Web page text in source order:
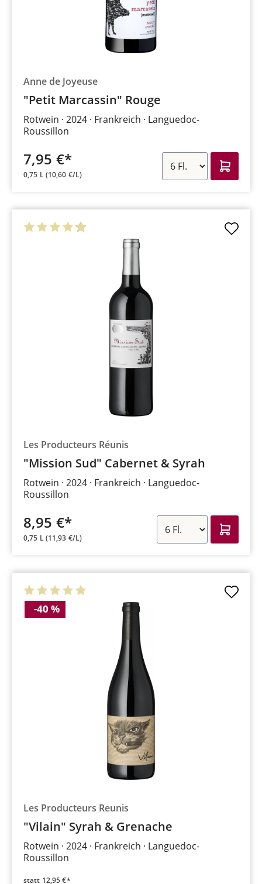
Anne de Joyeuse
"Petit Marcassin" Rouge
Rotwein 2024 Frankreich
Languedoc-
Roussillon
7,95 €*
0,75 L(10,60 €/L)
Les Producteurs Réunis
"Mission Sud" Cabernet & Syrah
Rotwein 2024 Frankreich
Languedoc-
Roussillon
8,95 €*
0,75 L(11,93 €/L)
-40 %
Les Producteurs Reunis
"Vilain" Syrah & Grenache
Rotwein 2024 Frankreich
Languedoc-
Roussillon
statt 12,95 €*